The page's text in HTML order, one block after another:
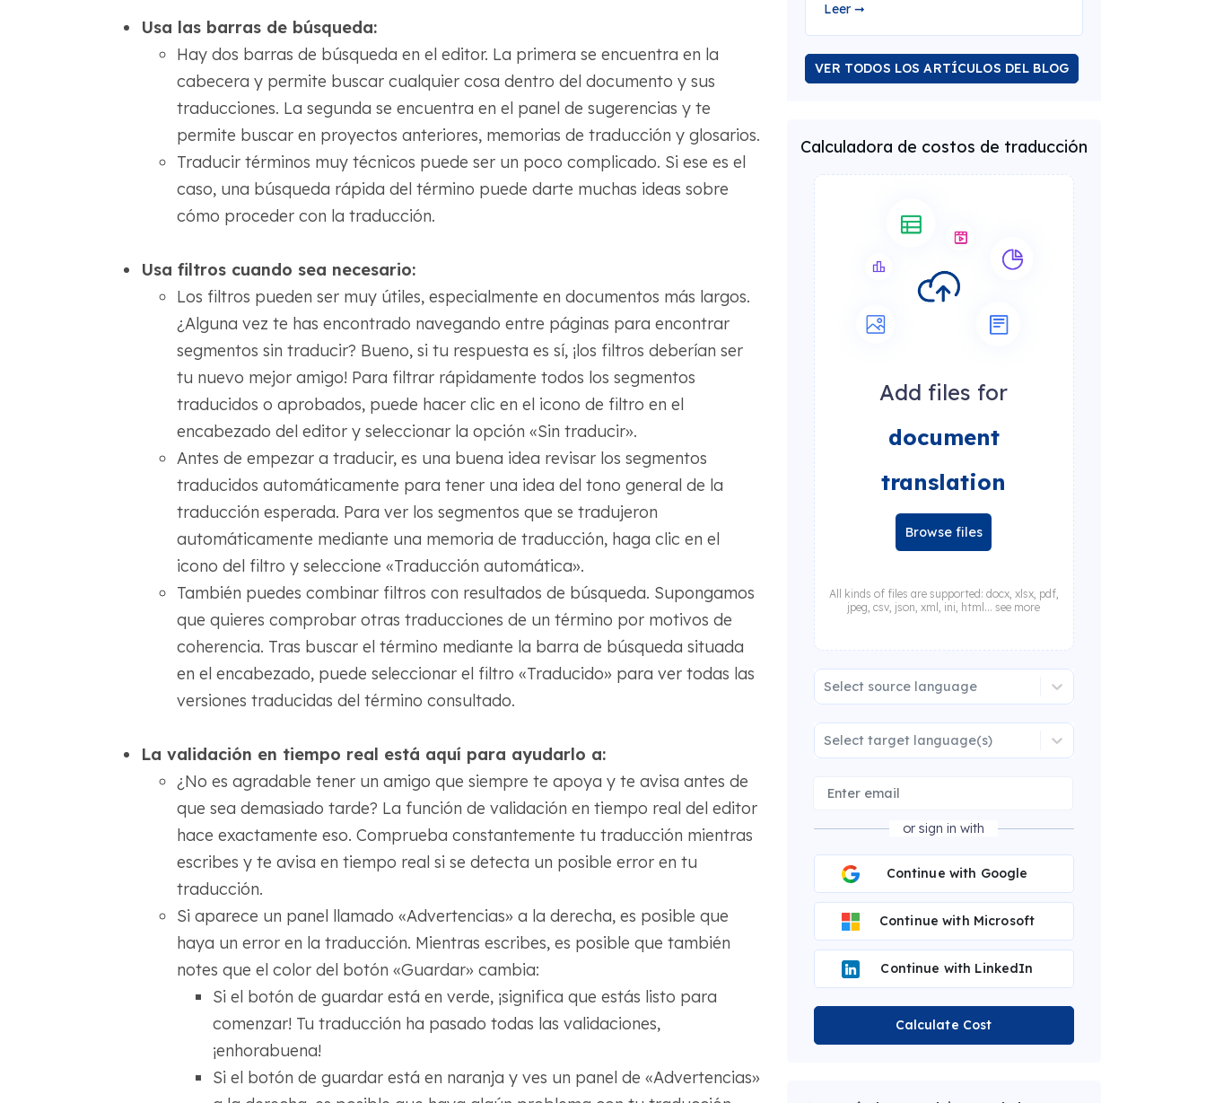
Usa las barras de búsqueda:
Hay dos barras de búsqueda en el editor. La primera se encuentra en la
cabecera y permite buscar cualquier cosa dentro del documento y sus
traducciones. La segunda se encuentra en el panel de sugerencias y te
permite buscar en proyectos anteriores, memorias de traducción y glosarios.
Traducir términos muy técnicos puede ser un poco complicado. Si ese es el
caso, una búsqueda rápida del término puede darte muchas ideas sobre
cómo proceder con la traducción.
Usa filtros cuando sea necesario:
Los filtros pueden ser muy útiles, especialmente en documentos más largos.
¿Alguna vez te has encontrado navegando entre páginas para encontrar
segmentos sin traducir? Bueno, si tu respuesta es sí, ¡los filtros deberían ser
tu nuevo mejor amigo! Para filtrar rápidamente todos los segmentos
traducidos o aprobados, puede hacer clic en el icono de filtro en el
encabezado del editor y seleccionar la opción «Sin traducir».
Antes de empezar a traducir, es una buena idea revisar los segmentos
traducidos automáticamente para tener una idea del tono general de la
traducción esperada. Para ver los segmentos que se tradujeron
automáticamente mediante una memoria de traducción, haga clic en el
icono del filtro y seleccione «Traducción automática».
También puedes combinar filtros con resultados de búsqueda. Supongamos
que quieres comprobar otras traducciones de un término por motivos de
coherencia. Tras buscar el término mediante la barra de búsqueda situada
en el encabezado, puede seleccionar el filtro «Traducido» para ver todas las
versiones traducidas del término consultado.
La validación en tiempo real está aquí para ayudarlo a:
¿No es agradable tener un amigo que siempre te apoya y te avisa antes de
que sea demasiado tarde? La función de validación en tiempo real del editor
hace exactamente eso. Comprueba constantemente tu traducción mientras
escribes y te avisa en tiempo real si se detecta un posible error en tu
traducción.
Si aparece un panel llamado «Advertencias» a la derecha, es posible que
haya un error en la traducción. Mientras escribes, es posible que también
notes que el color del botón «Guardar» cambia:
Si el botón de guardar está en verde, ¡significa que estás listo para
comenzar! Tu traducción ha pasado todas las validaciones,
¡enhorabuena!
Si el botón de guardar está en naranja y ves un panel de «Advertencias»
Leer ➞
VER TODOS LOS ARTÍCULOS DEL BLOG
Calculadora de costos de traducción
Add files for
document
translation
Browse files
All kinds of files are supported: docx, xlsx, pdf,
jpeg, csv, json, xml, ini, html... see more
Select source language
Select target language(s)
or sign in with
Continue with Google
Continue with Microsoft
Continue with LinkedIn
Calculate Cost